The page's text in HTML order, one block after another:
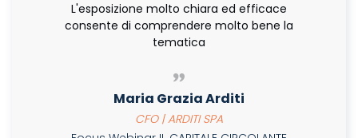
L'esposizione molto chiara ed efficace
consente di comprendere molto bene la
tematica
Maria Grazia Arditi
CFO | ARDITI SPA